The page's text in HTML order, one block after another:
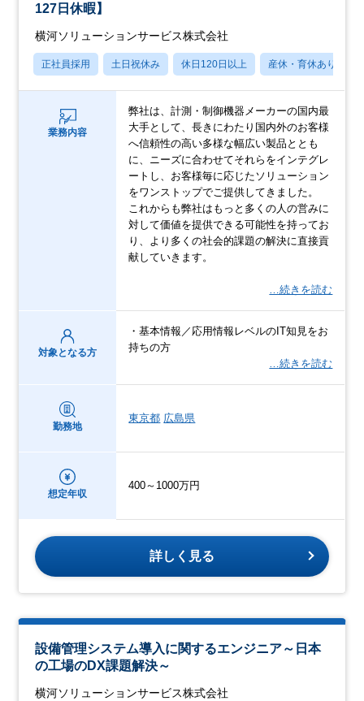
127日休暇】
横河ソリューションサービス株式会社
正社員採用 土日祝休み 休日120日以上 産休・育休あり
業務内容
弊社は、計測・制御機器メーカーの国内最
大手として、長きにわたり国内外のお客様
へ信頼性の高い多様な幅広い製品ととも
に、ニーズに合わせてそれらをインテグレ
ートし、お客様毎に応じたソリューション
をワンストップでご提供してきました。
これからも弊社はもっと多くの人の営みに
対して価値を提供できる可能性を持ってお
り、より多くの社会的課題の解決に直接貢
献していきます。
…続きを読む
対象となる方
・基本情報／応用情報レベルのIT知見をお
持ちの方
…続きを読む
勤務地
東京都 広島県
想定年収
400～1000万円
詳しく見る
設備管理システム導入に関するエンジニア～日本
の工場のDX課題解決～
横河ソリューションサービス株式会社